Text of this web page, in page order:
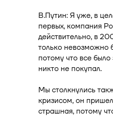
В.Путин: Я уже, в
первых, компания
действительно, в
только невозможно
потому что все
никто не покупал.
Мы столкнулись
кризисом, он
страшная, потому